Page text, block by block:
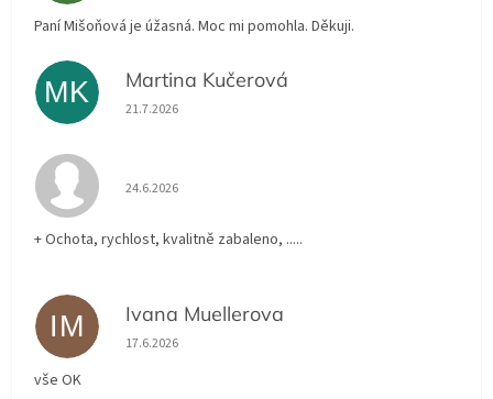
Paní Mišoňová je úžasná. Moc mi pomohla. Děkuji.
MK Martina Kučerová
Hodnocení obchodu je 5 z 5 hvězdiček.
21.7.2026
Hodnocení obchodu je 5 z 5 hvězdiček.
24.6.2026
+ Ochota, rychlost, kvalitně zabaleno, .....
IM Ivana Muellerova
Hodnocení obchodu je 5 z 5 hvězdiček.
17.6.2026
vše OK